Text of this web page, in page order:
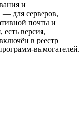
и
— для серверов,
почты и
есть версия,
в реестр
вымогателей.